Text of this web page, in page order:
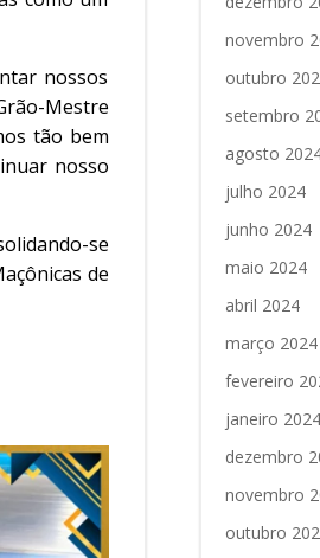
nossos
Mestre
tão bem
nosso
se
de
novembro
outubro
setembro
agosto
julho 2024
junho 2024
maio 2024
abril 2024
março 2024
fevereiro
janeiro 2024
dezembro
novembro
outubro